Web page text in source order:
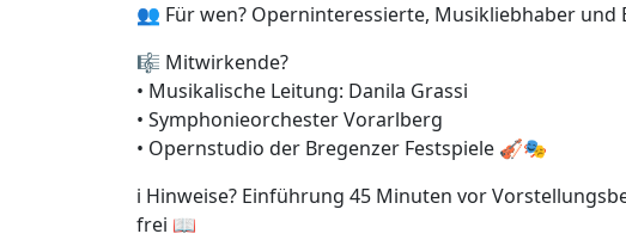
👥 Für wen? Operninteressierte, Musikliebhaber und
🎼 Mitwirkende?
• Musikalische Leitung: Danila Grassi
• Symphonieorchester Vorarlberg
• Opernstudio der Bregenzer Festspiele 🎻🎭
ℹ️ Hinweise? Einführung 45 Minuten vor
frei 📖